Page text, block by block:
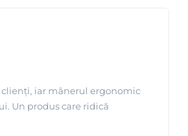
iar mânerul ergonomic
Un produs care ridică